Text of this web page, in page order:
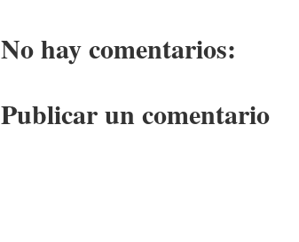
No hay comentarios:
Publicar un comentario